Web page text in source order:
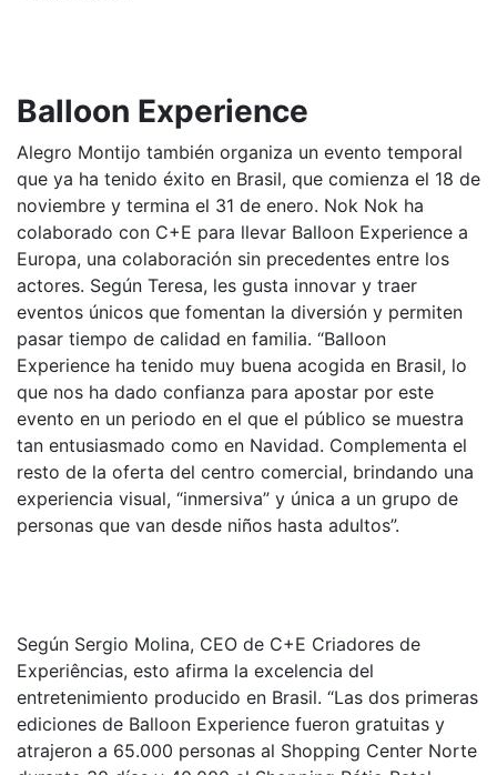
Balloon Experience
Alegro Montijo también organiza un evento temporal
que ya ha tenido éxito en Brasil, que comienza el 18 de
noviembre y termina el 31 de enero. Nok Nok ha
colaborado con C+E para llevar Balloon Experience a
Europa, una colaboración sin precedentes entre los
actores. Según Teresa, les gusta innovar y traer
eventos únicos que fomentan la diversión y permiten
pasar tiempo de calidad en familia. “Balloon
Experience ha tenido muy buena acogida en Brasil, lo
que nos ha dado confianza para apostar por este
evento en un periodo en el que el público se muestra
tan entusiasmado como en Navidad. Complementa el
resto de la oferta del centro comercial, brindando una
experiencia visual, “inmersiva” y única a un grupo de
personas que van desde niños hasta adultos”.
Según Sergio Molina, CEO de C+E Criadores de
Experiências, esto afirma la excelencia del
entretenimiento producido en Brasil. “Las dos primeras
ediciones de Balloon Experience fueron gratuitas y
atrajeron a 65.000 personas al Shopping Center Norte